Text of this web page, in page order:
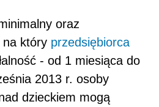
oraz
na który przedsiębiorca
- od 1 miesiąca do
2013 r. osoby
dzieckiem mogą